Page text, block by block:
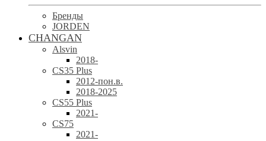
Бренды
JORDEN
CHANGAN
Alsvin
2018-
CS35 Plus
2012-пон.в.
2018-2025
CS55 Plus
2021-
CS75
2021-